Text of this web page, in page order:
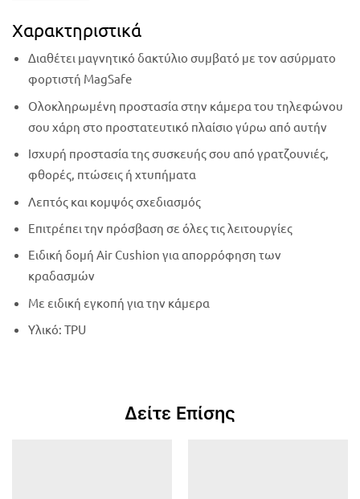
Χαρακτηριστικά
Διαθέτει μαγνητικό δακτύλιο συμβατό με τον ασύρματο
φορτιστή MagSafe
Ολοκληρωμένη προστασία στην κάμερα του τηλεφώνου
σου χάρη στο προστατευτικό πλαίσιο γύρω από αυτήν
Ισχυρή προστασία της συσκευής σου από γρατζουνιές,
φθορές, πτώσεις ή χτυπήματα
Λεπτός και κομψός σχεδιασμός
Επιτρέπει την πρόσβαση σε όλες τις λειτουργίες
Ειδική δομή Air Cushion για απορρόφηση των
κραδασμών
Με ειδική εγκοπή για την κάμερα
Υλικό: TPU
Δείτε Επίσης